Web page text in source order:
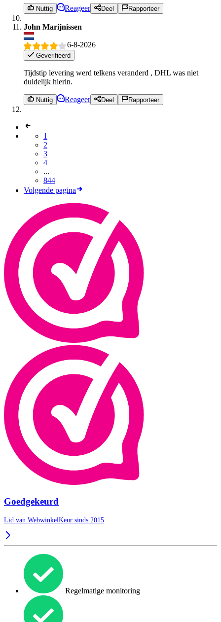
Nuttig Reageer Deel Rapporteer
John Marijnissen
6-8-2026
Geverifieerd
Tijdstip levering werd telkens veranderd , DHL was niet
duidelijk hierin.
Nuttig Reageer Deel Rapporteer
1
2
3
4
...
844
Volgende pagina
Goedgekeurd
Lid van WebwinkelKeur sinds 2015
Regelmatige monitoring